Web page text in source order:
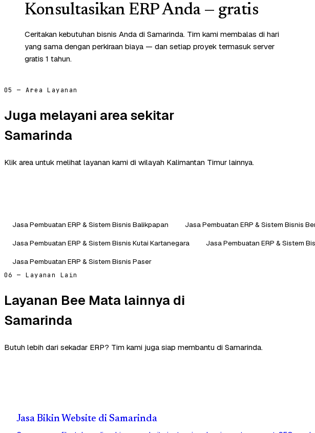
Konsultasikan ERP Anda — gratis
Ceritakan kebutuhan bisnis Anda di Samarinda. Tim kami membalas di hari
yang sama dengan perkiraan biaya — dan setiap proyek termasuk server
gratis 1 tahun.
05 — Area Layanan
Juga melayani area sekitar
Samarinda
Klik area untuk melihat layanan kami di wilayah Kalimantan Timur lainnya.
Jasa Pembuatan ERP & Sistem Bisnis Balikpapan Jasa Pembuatan ERP & Sistem Bisnis
Jasa Pembuatan ERP & Sistem Bisnis Kutai Kartanegara
Jasa Pembuatan ERP & Sistem
Jasa Pembuatan ERP & Sistem Bisnis Paser
06 — Layanan Lain
Layanan Bee Mata lainnya di
Samarinda
Butuh lebih dari sekadar ERP? Tim kami juga siap membantu di Samarinda.
Jasa Bikin Website di Samarinda